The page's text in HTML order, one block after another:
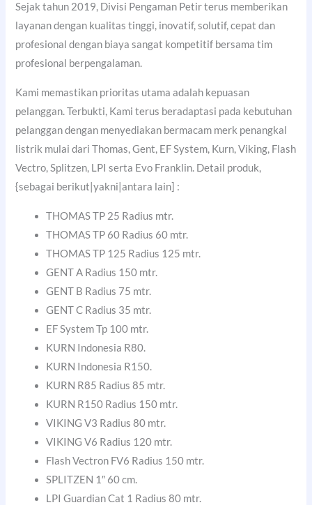
Sejak tahun 2019, Divisi Pengaman Petir terus memberikan
layanan dengan kualitas tinggi, inovatif, solutif, cepat dan
profesional dengan biaya sangat kompetitif bersama tim
profesional berpengalaman.
Kami memastikan prioritas utama adalah kepuasan
pelanggan. Terbukti, Kami terus beradaptasi pada kebutuhan
pelanggan dengan menyediakan bermacam merk penangkal
listrik mulai dari Thomas, Gent, EF System, Kurn, Viking, Flash
Vectro, Splitzen, LPI serta Evo Franklin. Detail produk,
{sebagai berikut|yakni|antara lain] :
THOMAS TP 25 Radius mtr.
THOMAS TP 60 Radius 60 mtr.
THOMAS TP 125 Radius 125 mtr.
GENT A Radius 150 mtr.
GENT B Radius 75 mtr.
GENT C Radius 35 mtr.
EF System Tp 100 mtr.
KURN Indonesia R80.
KURN Indonesia R150.
KURN R85 Radius 85 mtr.
KURN R150 Radius 150 mtr.
VIKING V3 Radius 80 mtr.
VIKING V6 Radius 120 mtr.
Flash Vectron FV6 Radius 150 mtr.
SPLITZEN 1″ 60 cm.
LPI Guardian Cat 1 Radius 80 mtr.